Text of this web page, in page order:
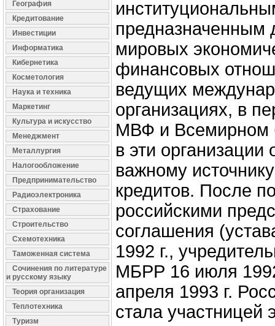
География
Кредитование
Инвестиции
Информатика
Кибернетика
Косметология
Наука и техника
Маркетинг
Культура и искусство
Менеджмент
Металлургия
Налогообложение
Предпринимательство
Радиоэлектроника
Страхование
Строительство
Схемотехника
Таможенная система
Сочинения по литературе
и русскому языку
Теория организация
Теплотехника
Туризм
предназначенным
мировых
финансовых
ведущих
организациях, в
МВФ и Всемирном
в эти организации
важному
кредитов. После
российскими
соглашения
1992 г.,
МБРР 16 июля
апреля 1993 г.
стала участницей